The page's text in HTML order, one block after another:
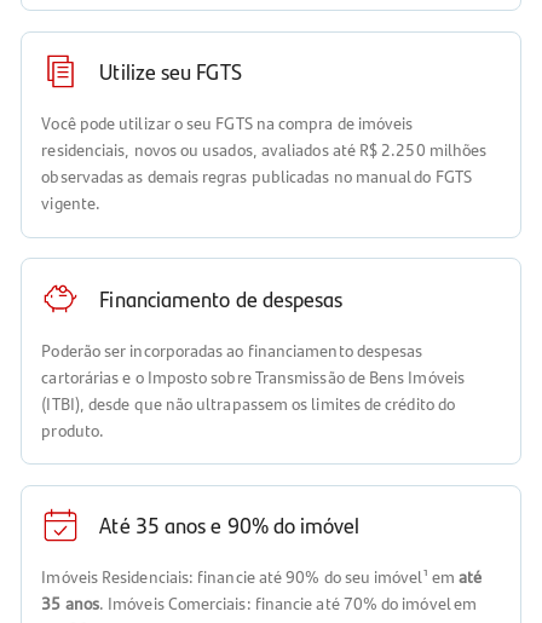
Utilize seu FGTS
Você pode utilizar o seu FGTS na compra de imóveis
residenciais, novos ou usados, avaliados até R$ 2.250 milhões
observadas as demais regras publicadas no manual do FGTS
vigente.
Financiamento de despesas
Poderão ser incorporadas ao financiamento despesas
cartorárias e o Imposto sobre Transmissão de Bens Imóveis
(ITBI), desde que não ultrapassem os limites de crédito do
produto.
Até 35 anos e 90% do imóvel
Imóveis Residenciais: financie até 90% do seu imóvel¹ em até
35 anos. Imóveis Comerciais: financie até 70% do imóvel em